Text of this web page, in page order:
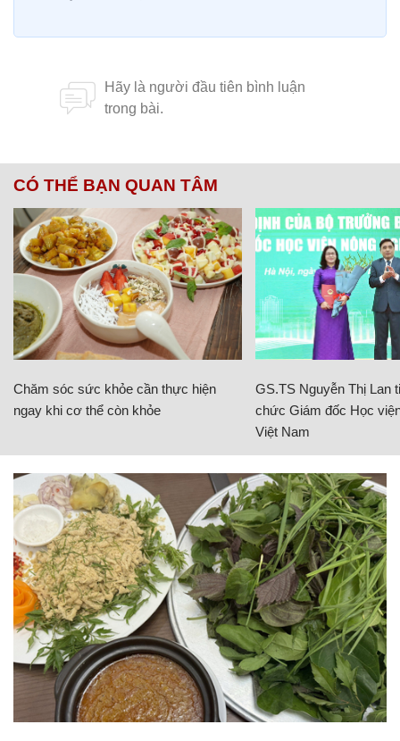
CÓ THỂ BẠN QUAN TÂM
Chăm sóc sức khỏe cần thực hiện
ngay khi cơ thể còn khỏe
GS.TS Nguyễn Thị Lan
chức Giám đốc Học
Việt Nam